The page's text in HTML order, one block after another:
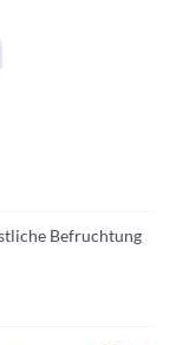
Befruchtung